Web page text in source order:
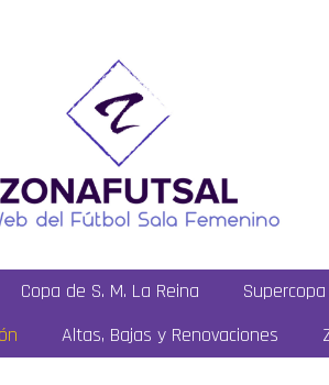
Copa de S. M. La Reina Supercopa
Altas, Bajas y Renovaciones